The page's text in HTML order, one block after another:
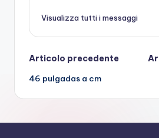
Visualizza tutti i messaggi
Navigazione
posticipata
Articolo precedente
46 pulgadas a cm